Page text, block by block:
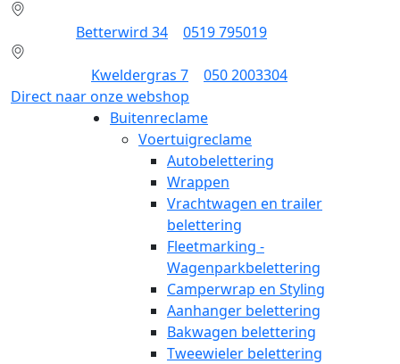
Betterwird 34 0519 795019
Kweldergras 7
050 2003304
Direct naar onze webshop
Buitenreclame
Voertuigreclame
Autobelettering
Wrappen
Vrachtwagen en trailer
belettering
Fleetmarking -
Wagenparkbelettering
Camperwrap en Styling
Aanhanger belettering
Bakwagen belettering
Tweewieler belettering